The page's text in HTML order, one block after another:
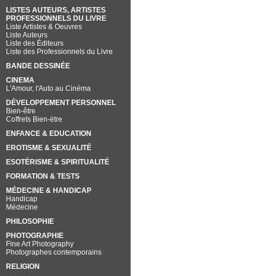
LISTES AUTEURS, ARTISTES
PROFESSIONNELS DU LIVRE
Liste Artistes & Oeuvres
Liste Auteurs
Liste des Éditeurs
Liste des Professionnels du Livre
BANDE DESSINÉE
CINEMA
L'Amour, l'Auto au Cinéma
DÉVELOPPEMENT PERSONNEL
Bien-être
Coffrets Bien-ëtre
ENFANCE & EDUCATION
EROTISME & SEXUALITÉ
ESOTÉRISME & SPIRITUALITÉ
FORMATION & TESTS
MÉDECINE & HANDICAP
Handicap
Médecine
PHILOSOPHIE
PHOTOGRAPHIE
Fine Art Photography
Photographes contemporains
RELIGION